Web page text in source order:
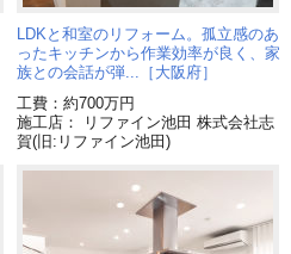
LDKと和室のリフォーム。孤立感のあ
ったキッチンから作業効率が良く、家
族との会話が弾...［大阪府］
工費：約700万円
施工店： リファイン池田 株式会社志
賀(旧:リファイン池田)